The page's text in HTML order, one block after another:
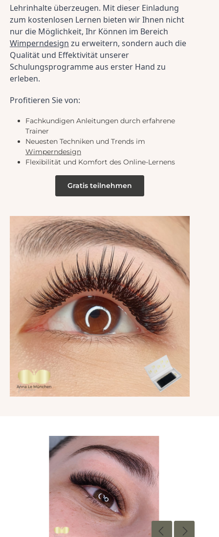
Lehrinhalte überzeugen. Mit dieser Einladung
zum kostenlosen Lernen bieten wir Ihnen nicht
Wimperndesign zu erweitern, sondern auch die
Qualität und Effektivität unserer
Schulungsprogramme aus erster Hand zu
erleben.
Profitieren Sie von:
Fachkundigen Anleitungen durch erfahrene
Trainer
Neuesten Techniken und Trends im
Wimperndesign
Flexibilität und Komfort des Online-Lernens
Gratis teilnehmen